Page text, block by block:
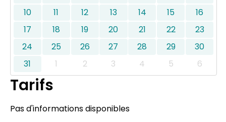
10
11 12 13 14 15
16
17
18 19 20 21 22
23
24
25 26 27 28 29
30
31
1 2 3 4 5 6
Tarifs
Pas d'informations disponibles